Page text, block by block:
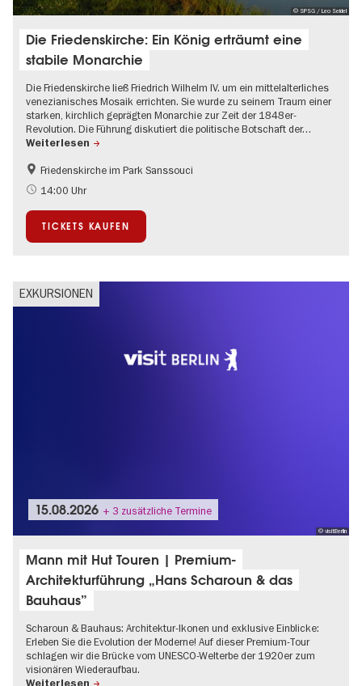
© SPSG / Leo Seidel
Die Friedenskirche: Ein König erträumt eine
stabile Monarchie
Die Friedenskirche ließ Friedrich Wilhelm IV. um ein mittelalterliches
venezianisches Mosaik errichten. Sie wurde zu seinem Traum einer
starken, kirchlich geprägten Monarchie zur Zeit der 1848er-
Revolution. Die Führung diskutiert die politische Botschaft der…
Weiterlesen
Brandenburg
Führung im Museum
UNESCO Welterbe
Friedenskirche im Park Sanssouci
14:00 Uhr
TICKETS KAUFEN
EXKURSIONEN
© visitBerlin
15.08.2026 + 3 zusätzliche Termine
Mann mit Hut Touren | Premium-
Architekturführung „Hans Scharoun & das
Bauhaus”
Scharoun & Bauhaus: Architektur-Ikonen und exklusive Einblicke:
Erleben Sie die Evolution der Moderne! Auf dieser Premium-Tour
schlagen wir die Brücke vom UNESCO-Welterbe der 1920er zum
visionären Wiederaufbau.
Weiterlesen